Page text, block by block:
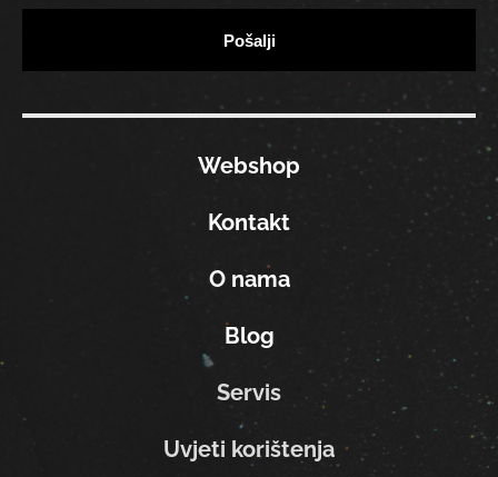
Webshop
Kontakt
O nama
Blog
Servis
Uvjeti korištenja